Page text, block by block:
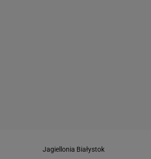
Jagiellonia Białystok